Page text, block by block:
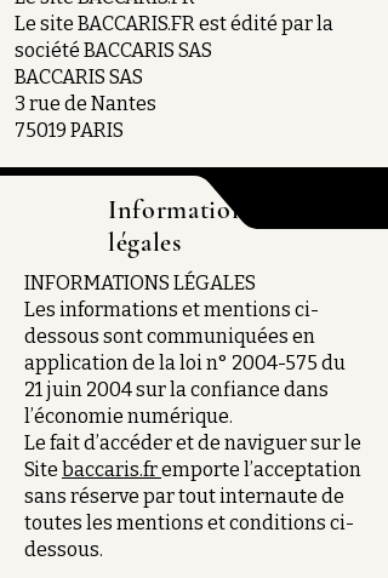
Le site BACCARIS.FR est édité par la
société BACCARIS SAS
BACCARIS SAS
3 rue de Nantes
75019 PARIS
Informations
légales
INFORMATIONS LÉGALES
Les informations et mentions ci-
dessous sont communiquées en
application de la loi n° 2004-575 du
21 juin 2004 sur la confiance dans
l’économie numérique.
Le fait d’accéder et de naviguer sur le
Site baccaris.fremporte l’acceptation
sans réserve par tout internaute de
toutes les mentions et conditions ci-
dessous.